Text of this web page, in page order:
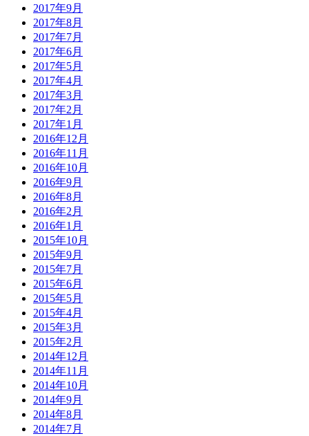
2017年9月
2017年8月
2017年7月
2017年6月
2017年5月
2017年4月
2017年3月
2017年2月
2017年1月
2016年12月
2016年11月
2016年10月
2016年9月
2016年8月
2016年2月
2016年1月
2015年10月
2015年9月
2015年7月
2015年6月
2015年5月
2015年4月
2015年3月
2015年2月
2014年12月
2014年11月
2014年10月
2014年9月
2014年8月
2014年7月